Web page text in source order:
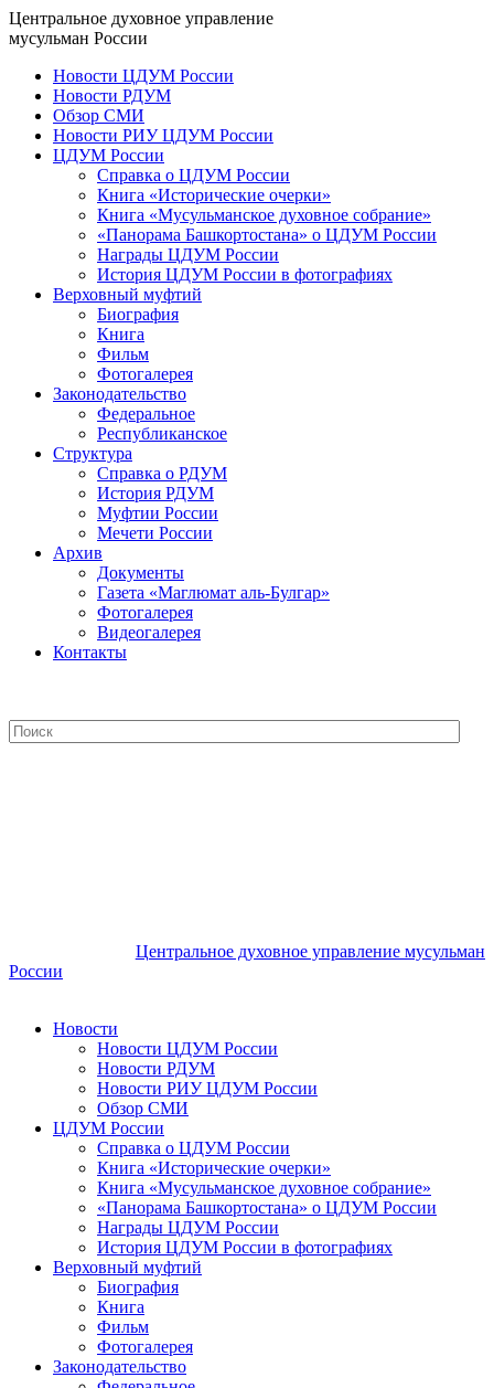
Центральное духовное управление
мусульман России
Новости ЦДУМ России
Новости РДУМ
Обзор СМИ
Новости РИУ ЦДУМ России
ЦДУМ России
Справка о ЦДУМ России
Книга «Исторические очерки»
Книга «Мусульманское духовное собрание»
«Панорама Башкортостана» о ЦДУМ России
Награды ЦДУМ России
История ЦДУМ России в фотографиях
Верховный муфтий
Биография
Книга
Фильм
Фотогалерея
Законодательство
Федеральное
Республиканское
Структура
Справка о РДУМ
История РДУМ
Муфтии России
Мечети России
Архив
Документы
Газета «Маглюмат аль-Булгар»
Фотогалерея
Видеогалерея
Контакты
Центральное духовное управление мусульман
России
Новости
Новости ЦДУМ России
Новости РДУМ
Новости РИУ ЦДУМ России
Обзор СМИ
ЦДУМ России
Справка о ЦДУМ России
Книга «Исторические очерки»
Книга «Мусульманское духовное собрание»
«Панорама Башкортостана» о ЦДУМ России
Награды ЦДУМ России
История ЦДУМ России в фотографиях
Верховный муфтий
Биография
Книга
Фильм
Фотогалерея
Законодательство